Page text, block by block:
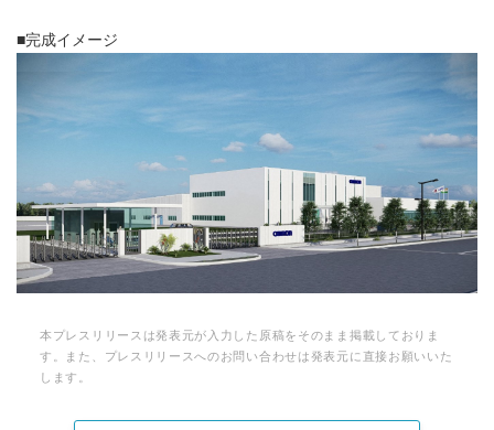
■完成イメージ
本プレスリリースは発表元が入力した原稿をそのまま掲載しておりま
す。また、プレスリリースへのお問い合わせは発表元に直接お願いいた
します。